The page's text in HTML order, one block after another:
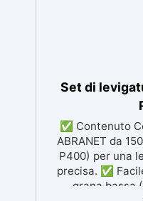
Set di
✅ Contenuto
ABRANET da
P400) per una
precisa. ✅
grana bassa